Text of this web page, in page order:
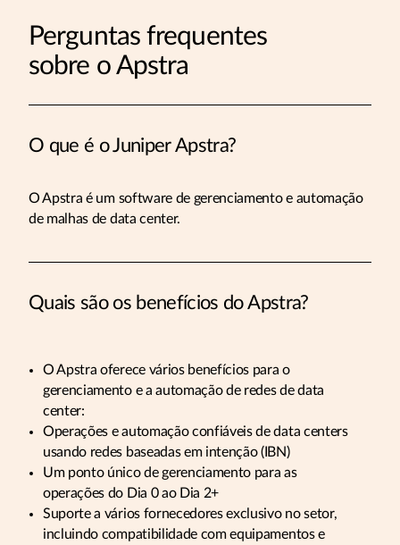
Perguntas frequentes
sobre o Apstra
O que é o Juniper Apstra?
O Apstra é um software de gerenciamento e automação
de malhas de data center.
Quais são os benefícios do Apstra?
O Apstra oferece vários benefícios para o
gerenciamento e a automação de redes de data
center:
Operações e automação confiáveis de data centers
usando redes baseadas em intenção (IBN)
Um ponto único de gerenciamento para as
operações do Dia 0 ao Dia 2+
Suporte a vários fornecedores exclusivo no setor,
incluindo compatibilidade com equipamentos e